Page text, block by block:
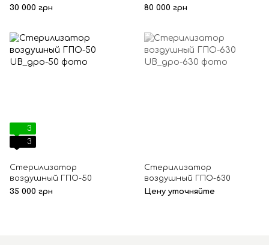
30 000 грн
80 000 грн
3
3
Стерилизатор
воздушный ГПО-50
35 000 грн
Стерилизатор
воздушный ГПО-630
Цену уточняйте